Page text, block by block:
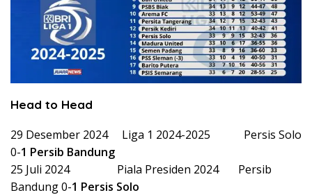
Head to Head
29 Desember 2024 Liga 1 2024-2025 Persis Solo
0-1 Persib Bandung
25 Juli 2024 Piala Presiden 2024 Persib
Bandung 0-1 Persis Solo